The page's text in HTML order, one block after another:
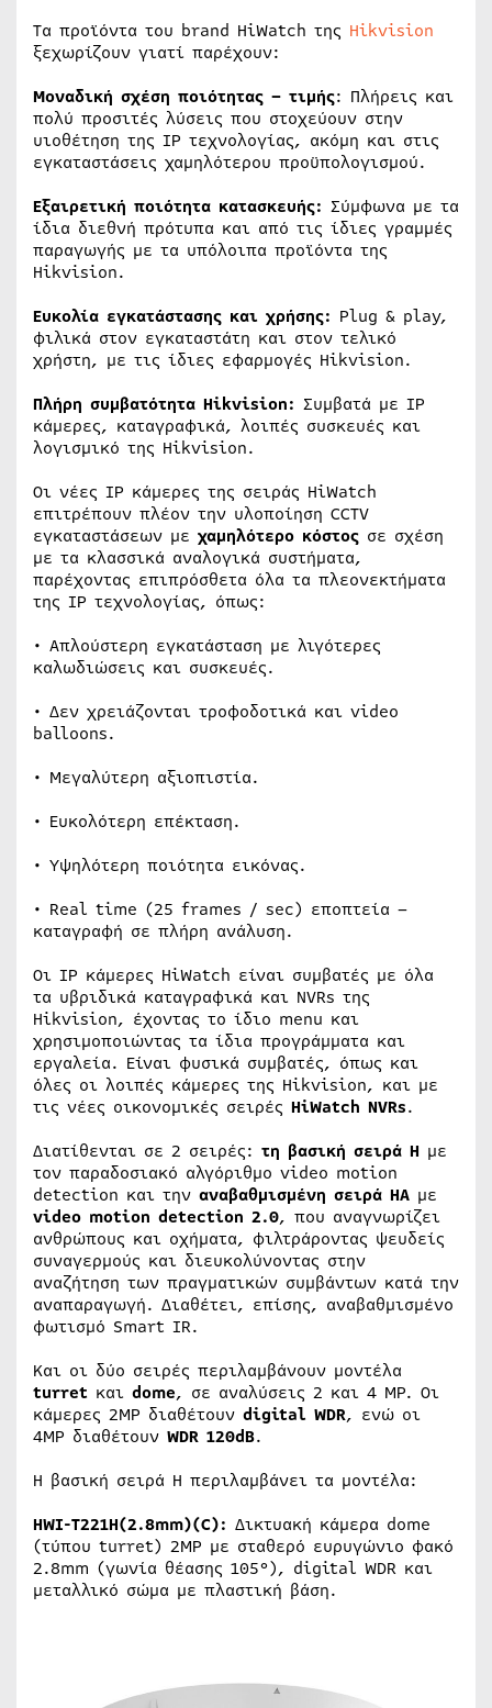
Τα προϊόντα του brand HiWatch της Hikvision
ξεχωρίζουν γιατί παρέχουν:
Μοναδική σχέση ποιότητας – τιμής: Πλήρεις και
πολύ προσιτές λύσεις που στοχεύουν στην
υιοθέτηση της IP τεχνολογίας, ακόμη και στις
εγκαταστάσεις χαμηλότερου προϋπολογισμού.
Εξαιρετική ποιότητα κατασκευής: Σύμφωνα με τα
ίδια διεθνή πρότυπα και από τις ίδιες γραμμές
παραγωγής με τα υπόλοιπα προϊόντα της
Hikvision.
Ευκολία εγκατάστασης και χρήσης: Plug & play,
φιλικά στον εγκαταστάτη και στον τελικό
χρήστη, με τις ίδιες εφαρμογές Hikvision.
Πλήρη συμβατότητα Hikvision: Συμβατά με IP
κάμερες, καταγραφικά, λοιπές συσκευές και
λογισμικό της Hikvision.
Οι νέες IP κάμερες της σειράς HiWatch
επιτρέπουν πλέον την υλοποίηση CCTV
εγκαταστάσεων με χαμηλότερο κόστος σε σχέση
με τα κλασσικά αναλογικά συστήματα,
παρέχοντας επιπρόσθετα όλα τα πλεονεκτήματα
της IP τεχνολογίας, όπως:
• Απλούστερη εγκατάσταση με λιγότερες
καλωδιώσεις και συσκευές.
• Δεν χρειάζονται τροφοδοτικά και video
balloons.
• Μεγαλύτερη αξιοπιστία.
• Ευκολότερη επέκταση.
• Υψηλότερη ποιότητα εικόνας.
• Real time (25 frames / sec) εποπτεία –
καταγραφή σε πλήρη ανάλυση.
Οι IP κάμερες HiWatch είναι συμβατές με όλα
τα υβριδικά καταγραφικά και NVRs της
Hikvision, έχοντας το ίδιο menu και
χρησιμοποιώντας τα ίδια προγράμματα και
εργαλεία. Είναι φυσικά συμβατές, όπως και
όλες οι λοιπές κάμερες της Hikvision, και με
τις νέες οικονομικές σειρές HiWatch NVRs.
Διατίθενται σε 2 σειρές: τη βασική σειρά H με
τον παραδοσιακό αλγόριθμο video motion
detection και την αναβαθμισμένη σειρά HA με
video motion detection 2.0, που αναγνωρίζει
ανθρώπους και οχήματα, φιλτράροντας ψευδείς
συναγερμούς και διευκολύνοντας στην
αναζήτηση των πραγματικών συμβάντων κατά την
αναπαραγωγή. Διαθέτει, επίσης, αναβαθμισμένο
φωτισμό Smart IR.
Και οι δύο σειρές περιλαμβάνουν μοντέλα
turret και dome, σε αναλύσεις 2 και 4 MP. Οι
κάμερες 2MP διαθέτουν digital WDR, ενώ οι
4MP διαθέτουν WDR 120dB.
H βασική σειρά H περιλαμβάνει τα μοντέλα:
HWI-T221H(2.8mm)(C): Δικτυακή κάμερα dome
(τύπου turret) 2MP με σταθερό ευρυγώνιο φακό
2.8mm (γωνία θέασης 105°), digital WDR και
μεταλλικό σώμα με πλαστική βάση.